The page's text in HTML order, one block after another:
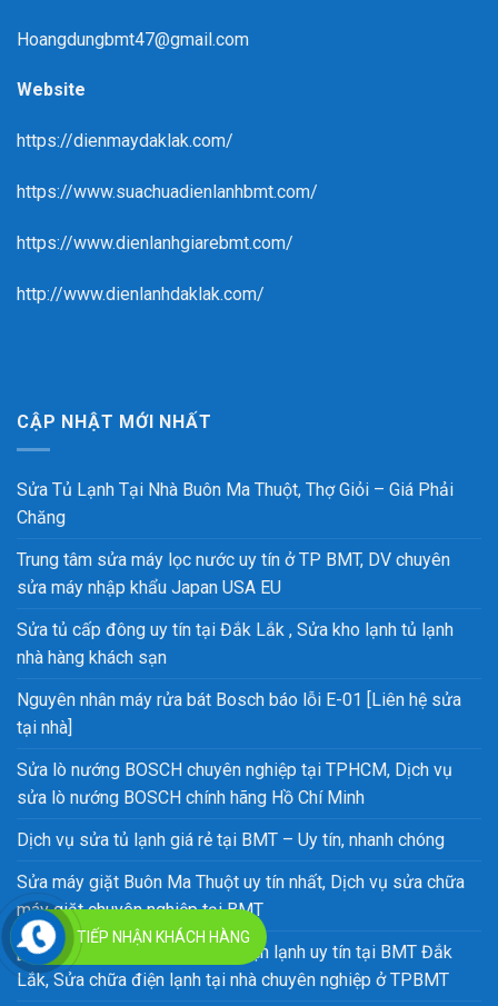
Hoangdungbmt47@gmail.com
Website
https://dienmaydaklak.com/
https://www.suachuadienlanhbmt.com/
https://www.dienlanhgiarebmt.com/
http://www.dienlanhdaklak.com/
CẬP NHẬT MỚI NHẤT
Sửa Tủ Lạnh Tại Nhà Buôn Ma Thuột, Thợ Giỏi – Giá Phải
Chăng
Trung tâm sửa máy lọc nước uy tín ở TP BMT, DV chuyên
sửa máy nhập khẩu Japan USA EU
Sửa tủ cấp đông uy tín tại Đắk Lắk , Sửa kho lạnh tủ lạnh
nhà hàng khách sạn
Nguyên nhân máy rửa bát Bosch báo lỗi E-01 [Liên hệ sửa
tại nhà]
Sửa lò nướng BOSCH chuyên nghiệp tại TPHCM, Dịch vụ
sửa lò nướng BOSCH chính hãng Hồ Chí Minh
Dịch vụ sửa tủ lạnh giá rẻ tại BMT – Uy tín, nhanh chóng
Sửa máy giặt Buôn Ma Thuột uy tín nhất, Dịch vụ sửa chữa
máy giặt chuyên nghiệp tại BMT
[TOP 1] Trung tâm sửa chữa điện lạnh uy tín tại BMT Đắk
Lắk, Sửa chữa điện lạnh tại nhà chuyên nghiệp ở TPBMT
TIẾP NHẬN KHÁCH HÀNG